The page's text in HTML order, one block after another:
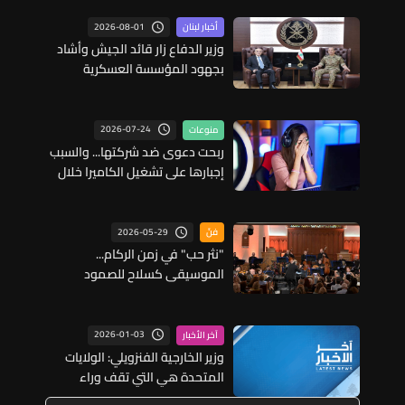
أخبار لبنان 2026-08-01
وزير الدفاع زار قائد الجيش وأشاد
بجهود المؤسسة العسكرية
منوعات 2026-07-24
ربحت دعوى ضد شركتها... والسبب
إجبارها على تشغيل الكاميرا خلال
فنّ 2026-05-29
"نثر حب" في زمن الركام...
الموسيقى كسلاح للصمود
آخر الأخبار 2026-01-03
وزير الخارجية الفنزويلي: الولايات
المتحدة هي التي تقف وراء
الهجمات الأخيرة التي تستهدف